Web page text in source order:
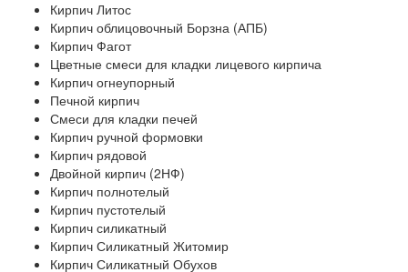
Кирпич Литос
Кирпич облицовочный Борзна (АПБ)
Кирпич Фагот
Цветные смеси для кладки лицевого кирпича
Кирпич огнеупорный
Печной кирпич
Смеси для кладки печей
Кирпич ручной формовки
Кирпич рядовой
Двойной кирпич (2НФ)
Кирпич полнотелый
Кирпич пустотелый
Кирпич силикатный
Кирпич Силикатный Житомир
Кирпич Силикатный Обухов